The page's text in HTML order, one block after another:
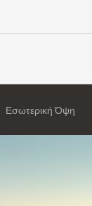
Εσωτερική Όψη